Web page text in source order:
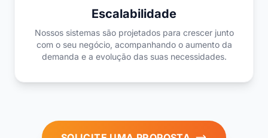
Escalabilidade
Nossos sistemas são projetados para crescer junto
com o seu negócio, acompanhando o aumento da
demanda e a evolução das suas necessidades.